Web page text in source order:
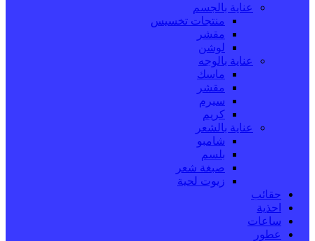
عناية بالجسم
منتجات تخسيس
مقشر
لوشن
عناية بالوجه
ماسك
مقشر
سيرم
كريم
عناية بالشعر
شامبو
بلسم
صبغة شعر
زيوت لحية
حقائب
احذية
ساعات
عطور